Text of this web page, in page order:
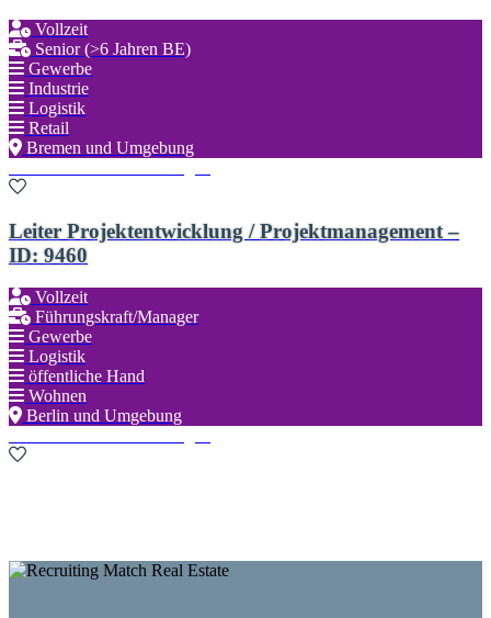
Vollzeit
Senior (>6 Jahren BE)
Gewerbe
Industrie
Logistik
Retail
Bremen und Umgebung
Leiter Projektentwicklung / Projektmanagement –
ID: 9460
Vollzeit
Führungskraft/Manager
Gewerbe
Logistik
öffentliche Hand
Wohnen
Berlin und Umgebung